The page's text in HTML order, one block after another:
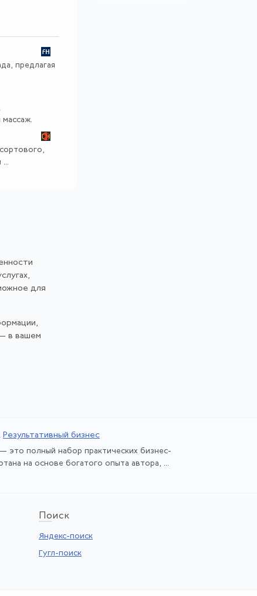
предлагая
...
для
в вашем
Результативный бизнес
это полный набор практических бизнес-
на основе богатого опыта автора, ...
Поиск
Яндекс-поиск
Гугл-поиск